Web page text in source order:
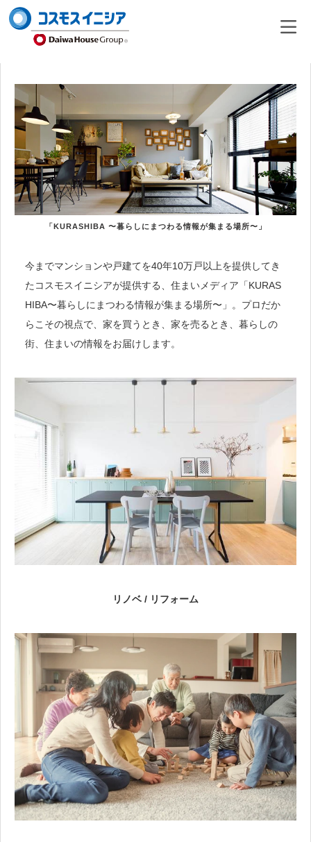
「KURASHIBA 〜暮らしにまつわる情報が集まる場所〜」
今までマンションや戸建てを40年10万戸以上を提供してき
たコスモスイニシアが提供する、住まいメディア「KURAS
HIBA〜暮らしにまつわる情報が集まる場所〜」。プロだか
らこその視点で、家を買うとき、家を売るとき、暮らしの
街、住まいの情報をお届けします。
リノベ / リフォーム